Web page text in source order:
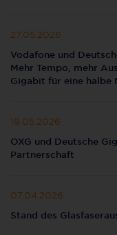
27.05.2026
Vodafone und
Mehr Tempo, mehr
Gigabit für eine halbe
19.05.2026
OXG und Deutsche
Partnerschaft
07.04.2026
Stand des